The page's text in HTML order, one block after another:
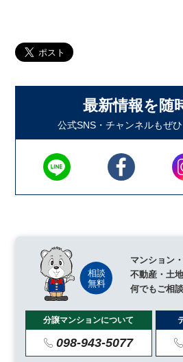
最新情報を随
公式SNS・チャンネルもぜ
マンション
不動産・土
何でもご相
分譲マンションについて
098-943-5077